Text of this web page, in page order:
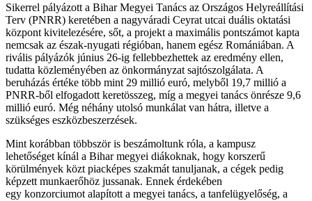
Sikerrel pályázott a Bihar Megyei Tanács az Országos Helyreállítási
Terv (PNRR) keretében a nagyváradi Ceyrat utcai duális oktatási
központ kivitelezésére, sőt, a projekt a maximális pontszámot kapta
nemcsak az észak-nyugati régióban, hanem egész Romániában. A
rivális pályázók június 26-ig fellebbezhettek az eredmény ellen,
tudatta közleményében az önkormányzat sajtószolgálata. A
beruházás értéke több mint 29 millió euró, melyből 19,7 millió a
PNRR-ből elfogadott keretösszeg, míg a megyei tanács önrésze 9,6
millió euró. Még néhány utolsó munkálat van hátra, illetve a
szükséges eszközbeszerzések.
Mint korábban többször is beszámoltunk róla, a kampusz
lehetőséget kínál a Bihar megyei diákoknak, hogy korszerű
körülmények közt piacképes szakmát tanuljanak, a cégek pedig
képzett munkaerőhöz jussanak. Ennek érdekében
egy konzorciumot alapított a megyei tanács, a tanfelügyelőség, a